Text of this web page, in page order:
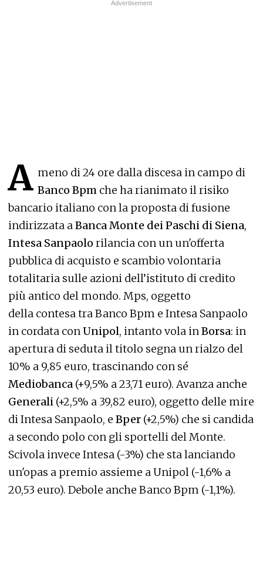
A meno di 24 ore dalla discesa in campo di
Banco Bpm che ha rianimato il risiko
bancario italiano con la proposta di fusione
indirizzata aBanca Monte dei Paschi di Siena,
Intesa Sanpaolo rilancia con un un'offerta
pubblica di acquisto e scambio volontaria
totalitaria sulle azioni dell’istituto di credito
più antico del mondo. Mps, oggetto
della contesa tra Banco Bpm e Intesa Sanpaolo
in cordata conUnipol, intanto vola inBorsa: in
apertura di seduta il titolo segna un rialzo del
10% a 9,85 euro, trascinando con sé
Mediobanca (+9,5% a 23,71 euro). Avanza anche
Generali (+2,5% a 39,82 euro), oggetto delle mire
di Intesa Sanpaolo, e Bper (+2,5%) che si candida
a secondo polo con gli sportelli del Monte.
Scivola invece Intesa (-3%) che sta lanciando
un'opas a premio assieme a Unipol (-1,6% a
20,53 euro). Debole anche Banco Bpm (-1,1%).